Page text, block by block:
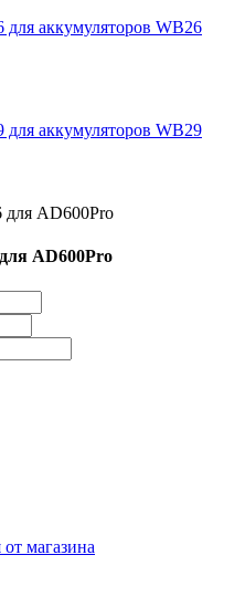
для аккумуляторов WB26
для аккумуляторов WB29
AD600Pro
магазина